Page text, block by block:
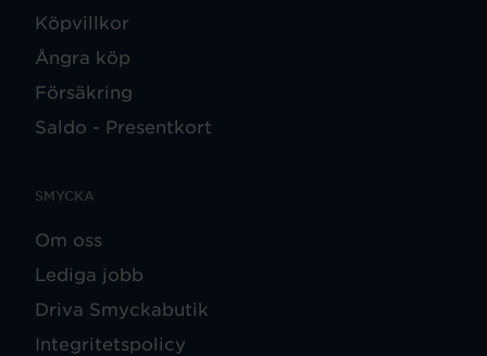
Köpvillkor
Ångra köp
Försäkring
Saldo - Presentkort
SMYCKA
Om oss
Lediga jobb
Driva Smyckabutik
Integritetspolicy